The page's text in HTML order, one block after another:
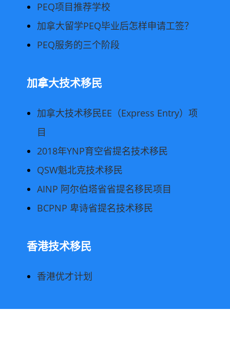
PEQ项目推荐学校
加拿大留学PEQ毕业后怎样申请工签？
PEQ服务的三个阶段
加拿大技术移民
加拿大技术移民EE（Express Entry）项
目
2018年YNP育空省提名技术移民
QSW魁北克技术移民
AINP 阿尔伯塔省省提名移民项目
BCPNP 卑诗省提名技术移民
香港技术移民
香港优才计划